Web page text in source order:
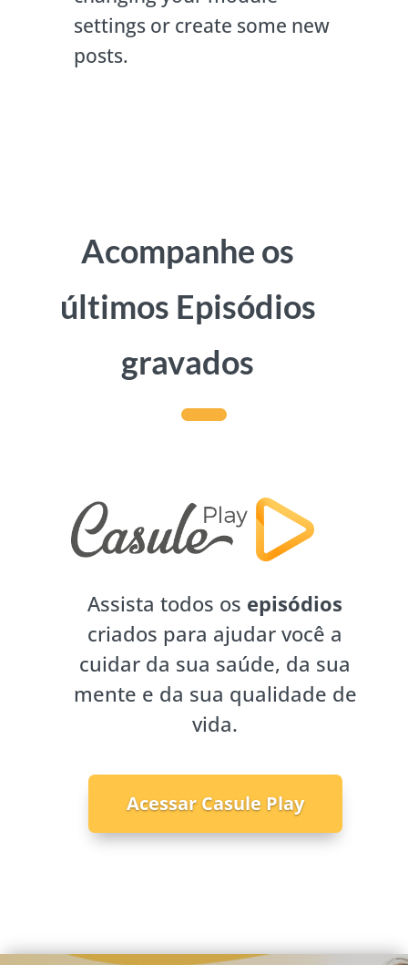
settings or create some new
posts.
Acompanhe os
últimos Episódios
gravados
Assista todos os episódios
criados para ajudar você a
cuidar da sua saúde, da sua
mente e da sua qualidade de
vida.
Acessar Casule Play